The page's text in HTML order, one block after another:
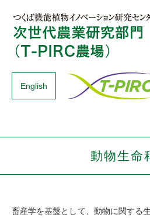
English
動物生命
畜産学を基盤として、動物に関する